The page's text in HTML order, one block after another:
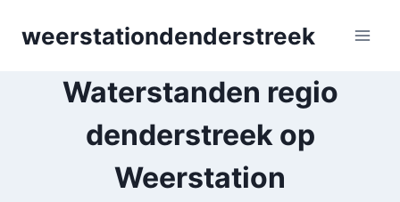
weerstationdenderstreek
Waterstanden regio
denderstreek op
Weerstation